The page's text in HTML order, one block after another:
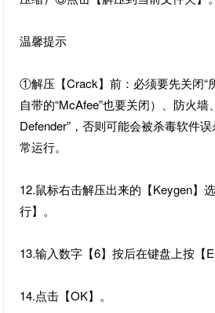
温馨提示
①解压【Crack】前：必须要先关闭“
自带的“McAfee”也要关闭）、防火墙
Defender”，否则可能会被杀毒软件
常运行。
12.鼠标右击解压出来的【Keygen】
行】。
13.输入数字【6】按后在键盘上按【
14.点击【OK】。